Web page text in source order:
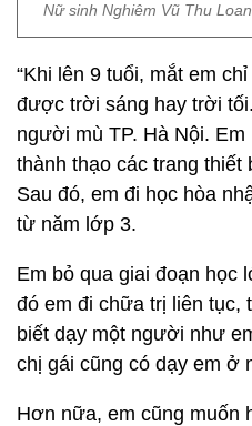
Nữ sinh Nghiêm Vũ Thu
“Khi lên 9 tuổi, mắt em
được trời sáng hay trời
người mù TP. Hà Nội.
thành thạo các trang thiết
Sau đó, em đi học hòa
từ năm lớp 3.
Em bỏ qua giai đoạn học
đó em đi chữa trị liên tục,
biết dạy một người như
chị gái cũng có dạy em ở
Hơn nữa, em cũng muốn